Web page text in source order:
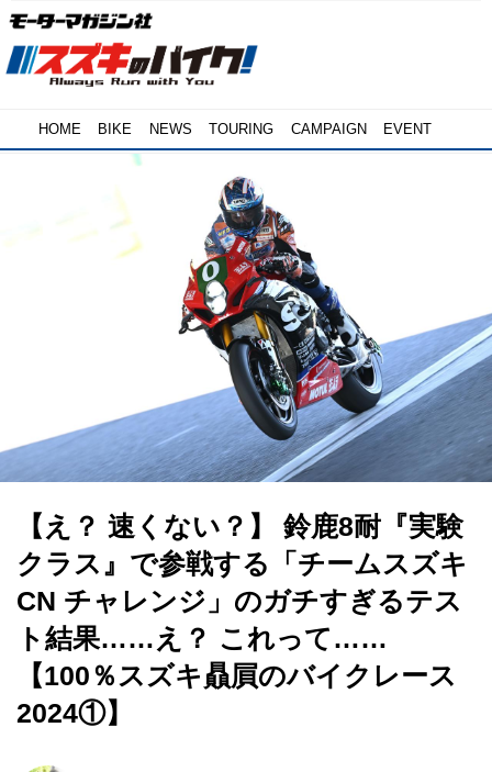
HOME BIKE NEWS TOURING CAMPAIGN EVENT
【え？ 速くない？】 鈴鹿8耐『実験
クラス』で参戦する「チームスズキ
CN チャレンジ」のガチすぎるテス
ト結果……え？ これって……
【100％スズキ贔屓のバイクレース
2024①】